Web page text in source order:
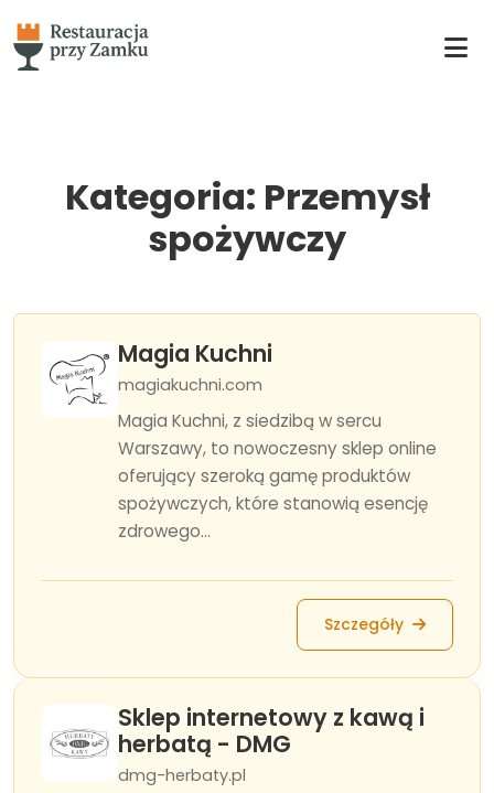
Kategoria: Przemysł
spożywczy
Magia Kuchni
magiakuchni.com
Magia Kuchni, z siedzibą w sercu
Warszawy, to nowoczesny sklep online
oferujący szeroką gamę produktów
spożywczych, które stanowią esencję
zdrowego...
Szczegóły
Sklep internetowy z kawą i
herbatą - DMG
dmg-herbaty.pl